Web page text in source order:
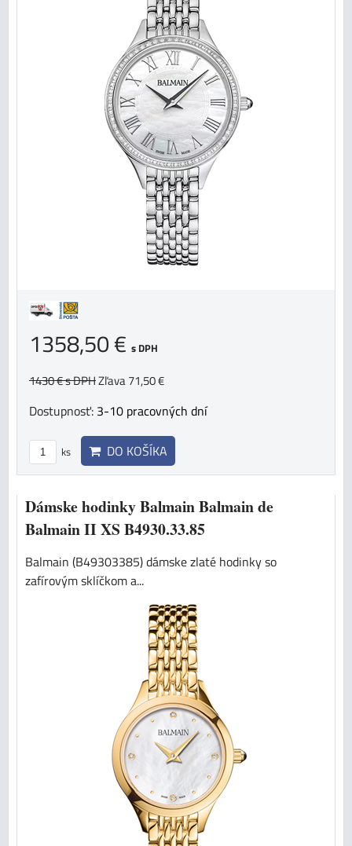
1358,50 € s DPH
1430 €s DPHZľava 71,50 €
Dostupnosť: 3-10 pracovných dní
ks DO KOŠÍKA
Dámske hodinky Balmain Balmain de
Balmain II XS B4930.33.85
Balmain (B49303385) dámske zlaté hodinky so
zafírovým sklíčkom a...